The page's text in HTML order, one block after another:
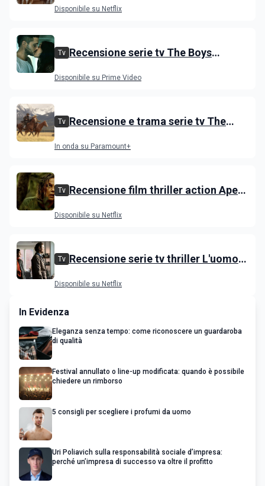
Disponibile su Netflix
Tv Recensione serie tv The Boys
Disponibile su Prime Video
Tv Recensione e trama serie tv The
In onda su Paramount+
Tv Recensione film thriller action Apex
Disponibile su Netflix
Tv Recensione serie tv thriller L'uomo
Disponibile su Netflix
In Evidenza
Eleganza senza tempo: come riconoscere un guardaroba
di qualità
Festival annullato o line-up modificata: quando è possibile
chiedere un rimborso
5 consigli per scegliere i profumi da uomo
Uri Poliavich sulla responsabilità sociale d’impresa:
perché un’impresa di successo va oltre il profitto